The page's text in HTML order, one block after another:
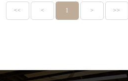
<< < 1 > >>